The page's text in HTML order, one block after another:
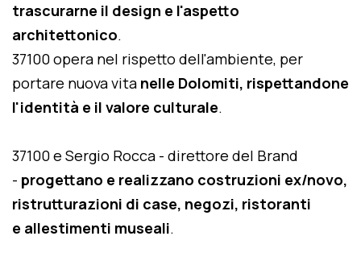
trascurarne il design e l'aspetto
architettonico.
37100 opera nel rispetto dell'ambiente, per
portare nuova vita nelle Dolomiti, rispettandone
l'identità e il valore culturale.
37100 e Sergio Rocca - direttore del Brand
- progettano e realizzano costruzioni ex/novo,
ristrutturazioni di case, negozi, ristoranti
e allestimenti museali.